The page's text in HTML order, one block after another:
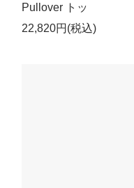
Pullover トッ
22,820円(税込)